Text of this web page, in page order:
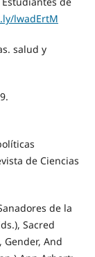
lwadErtM
salud y
de Ciencias
de la
Sacred
Gender, And